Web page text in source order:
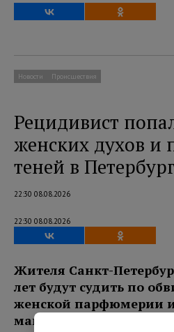
Новости Происшествия
Рецидивист
женских духов и
теней в
22:30 08.08.2026
22:30 08.08.2026
Жителя Санкт-
лет будут судить по
женской парфюмерии
магазина 1 июня.